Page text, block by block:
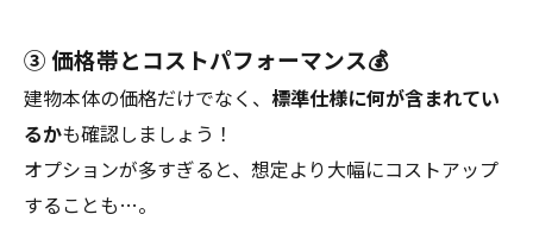
③ 価格帯とコストパフォーマンス💰
建物本体の価格だけでなく、 標準仕様に何が含まれてい
るかも確認しましょう！
オプションが多すぎると、想定より大幅にコストアップ
することも…。